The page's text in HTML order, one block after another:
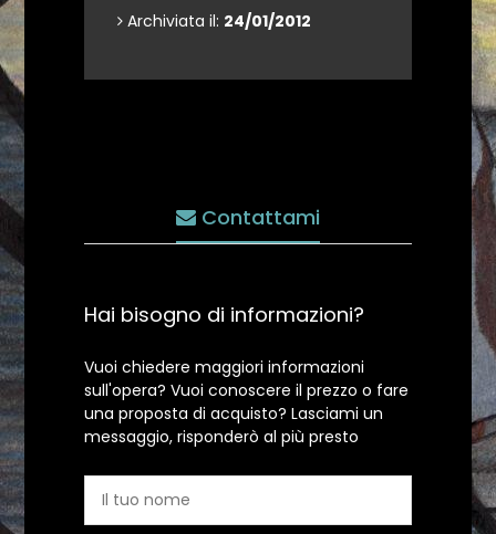
Archiviata il: 24/01/2012
Contattami
Hai bisogno di informazioni?
Vuoi chiedere maggiori informazioni
sull'opera? Vuoi conoscere il prezzo o fare
una proposta di acquisto? Lasciami un
messaggio, risponderò al più presto